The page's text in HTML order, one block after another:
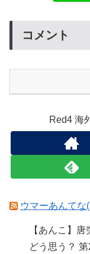
コメント
Red4 海
ウマーあんてな
【あんこ】
どう思う？